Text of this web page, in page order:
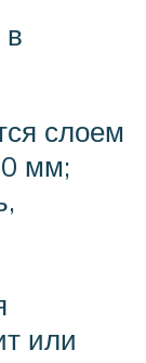
в
слоем
мм;
или